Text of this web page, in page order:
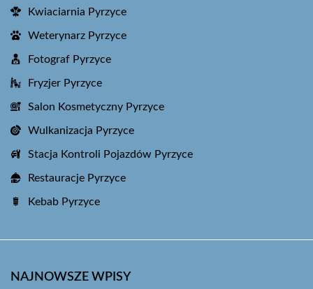
Kwiaciarnia Pyrzyce
Weterynarz Pyrzyce
Fotograf Pyrzyce
Fryzjer Pyrzyce
Salon Kosmetyczny Pyrzyce
Wulkanizacja Pyrzyce
Stacja Kontroli Pojazdów Pyrzyce
Restauracje Pyrzyce
Kebab Pyrzyce
NAJNOWSZE WPISY